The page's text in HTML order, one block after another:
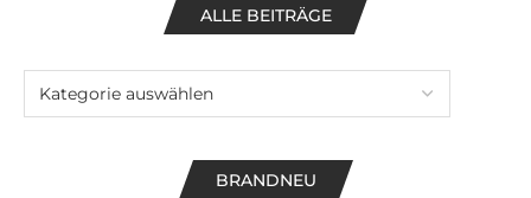
ALLE BEITRÄGE
BRANDNEU